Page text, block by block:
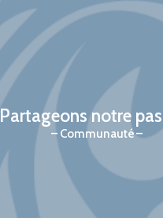
Partageons notre
Communauté